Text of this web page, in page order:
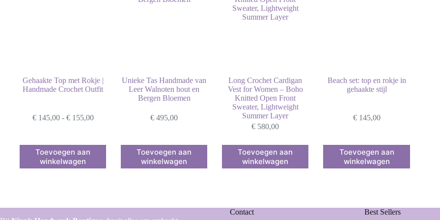
Gehaakte Top met Rokje |
Handmade Crochet Outfit
€145,00 - €155,00Prijsklasse:
€ 155,00
Toevoegen aan
winkelwagen
Dit
product
meerdere
kan
Unieke Tas Handmade van
Leer Walnoten hout en
Bergen Bloemen
€ 495,00
Toevoegen aan
winkelwagen
Long Crochet Cardigan
Vest for Women – Boho
Knitted Open Front
Sweater, Lightweight
Summer Layer
€ 580,00
Toevoegen aan
winkelwagen
Dit
product
meerdere
kan
gekozen
Beach set: top en rokje in
gehaakte stijl
€145,00
Toevoegen aan
winkelwagen
Dit
product
meerdere
kan
Contact Best Sellers